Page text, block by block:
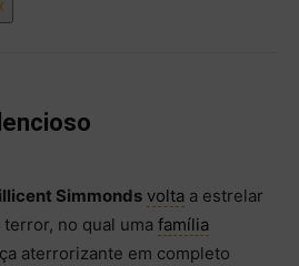
Simmonds volta a estrelar
no qual uma família
aterrorizante em completo